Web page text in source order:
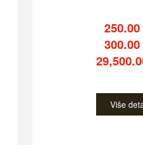
250.00
300.00
Više